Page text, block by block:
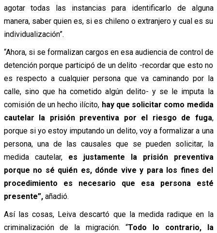
agotar todas las instancias para identificarlo de alguna
manera, saber quien es, si es chileno o extranjero y cual es su
individualización”.
“Ahora, si se formalizan cargos en esa audiencia de control de
detención porque participó de un delito -recordar que esto no
es respecto a cualquier persona que va caminando por la
calle, sino que ha cometido algún delito- y se le imputa la
comisión de un hecho ilícito, hay que solicitar como medida
cautelar la prisión preventiva por el riesgo de fuga,
porque si yo estoy imputando un delito, voy a formalizar a una
persona, una de las causales que se pueden solicitar, la
medida cautelar, es justamente la prisión preventiva
porque no sé quién es, dónde vive y para los fines del
procedimiento es necesario que esa persona esté
presente”, añadió.
Así las cosas, Leiva descartó que la medida radique en la
criminalización de la migración. “Todo lo contrario, la